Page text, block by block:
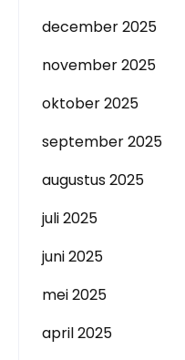
december 2025
november 2025
oktober 2025
september 2025
augustus 2025
juli 2025
juni 2025
mei 2025
april 2025